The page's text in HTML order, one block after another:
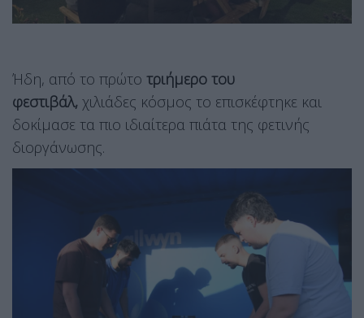
Ήδη, από το πρώτο τριήμερο του
φεστιβάλ, χιλιάδες κόσμος το επισκέφτηκε και
δοκίμασε τα πιο ιδιαίτερα πιάτα της φετινής
διοργάνωσης.